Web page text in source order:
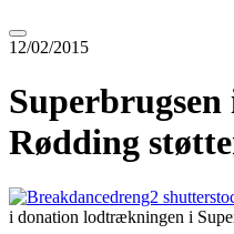
12/02/2015
Superbrugsen
Rødding
i donation lodtrækningen i